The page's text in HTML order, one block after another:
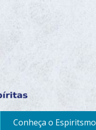
Conheça o Espiritsmo